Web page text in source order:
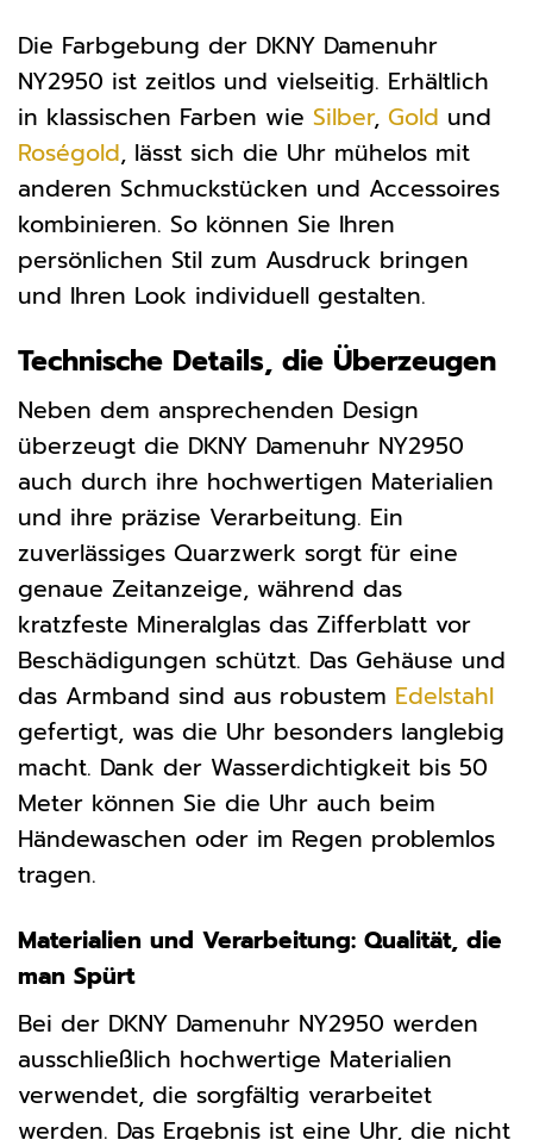
Die Farbgebung der DKNY Damenuhr
NY2950 ist zeitlos und vielseitig. Erhältlich
in klassischen Farben wie Silber, Gold und
Roségold, lässt sich die Uhr mühelos mit
anderen Schmuckstücken und Accessoires
kombinieren. So können Sie Ihren
persönlichen Stil zum Ausdruck bringen
und Ihren Look individuell gestalten.
Technische Details, die Überzeugen
Neben dem ansprechenden Design
überzeugt die DKNY Damenuhr NY2950
auch durch ihre hochwertigen Materialien
und ihre präzise Verarbeitung. Ein
zuverlässiges Quarzwerk sorgt für eine
genaue Zeitanzeige, während das
kratzfeste Mineralglas das Zifferblatt vor
Beschädigungen schützt. Das Gehäuse und
das Armband sind aus robustem Edelstahl
gefertigt, was die Uhr besonders langlebig
macht. Dank der Wasserdichtigkeit bis 50
Meter können Sie die Uhr auch beim
Händewaschen oder im Regen problemlos
tragen.
Materialien und Verarbeitung: Qualität, die
man Spürt
Bei der DKNY Damenuhr NY2950 werden
ausschließlich hochwertige Materialien
verwendet, die sorgfältig verarbeitet
werden. Das Ergebnis ist eine Uhr, die nicht